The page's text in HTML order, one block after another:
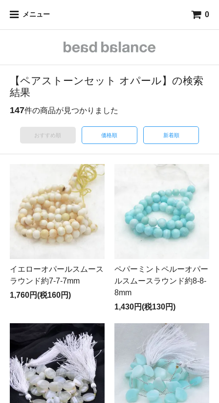
メニュー 0
【ペアストーンセット オパール】の検索
結果
147件の商品が見つかりました
おすすめ順 価格順 新着順
イエローオパールスムース
ラウンド約7-7-7mm
1,760円(税160円)
ペパーミントペルーオパー
ルスムースラウンド約8-8-
8mm
1,430円(税130円)